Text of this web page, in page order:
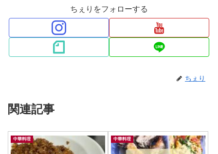
ちぇりをフォローする
ちぇり
関連記事
中華料理 中華料理